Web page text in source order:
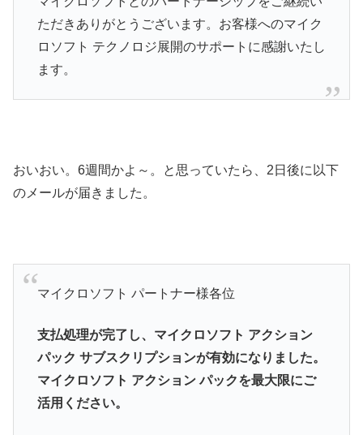
ただきありがとうございます。お客様へのマイク
ロソフト テクノロジ展開のサポートに感謝いたし
ます。
おいおい。6週間かよ～。と思っていたら、2日後に以下
のメールが届きました。
マイクロソフト パートナー様各位
支払処理が完了し、マイクロソフト アクション
パック サブスクリプションが有効になりました。
マイクロソフト アクション パックを最大限にご
活用ください。